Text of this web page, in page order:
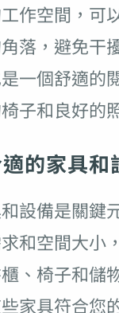
作空間，可
落，避免干
一個舒適的
子和良好的
的家具和
設備是關鍵
和空間大小
、椅子和儲
家具符合您